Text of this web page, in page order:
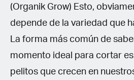
(Organik Grow) Esto,
depende de la variedad que
La forma más común de
momento ideal para cortar
pelitos que crecen en